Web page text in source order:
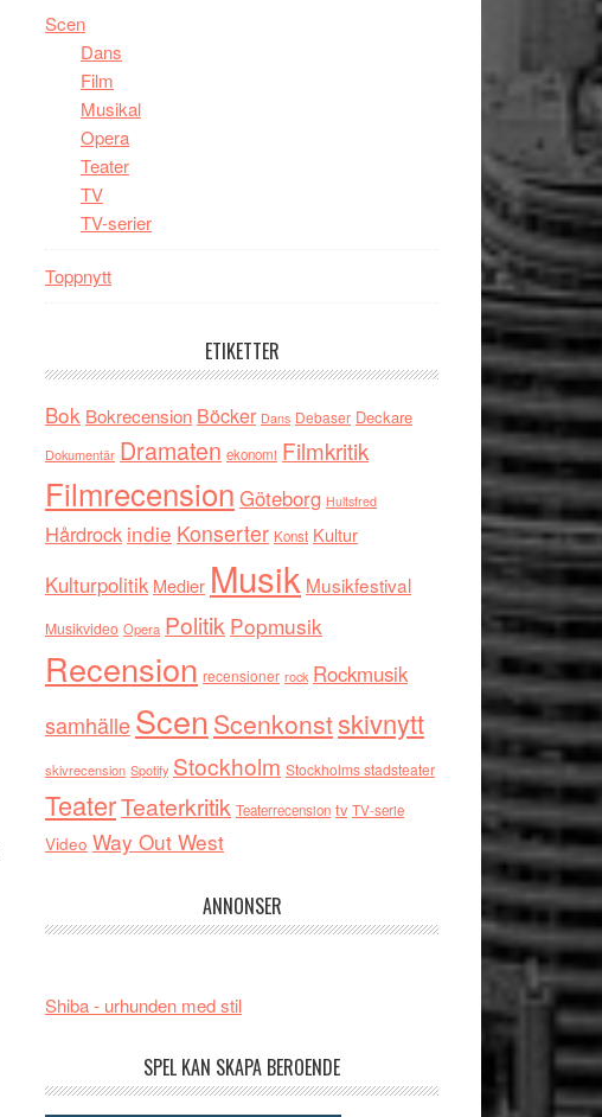
Scen
Dans
Film
Musikal
Opera
Teater
TV
TV-serier
Toppnytt
ETIKETTER
Bok Bokrecension Böcker Dans Debaser Deckare
Dokumentär Dramaten ekonomi Filmkritik
Filmrecension Göteborg Hultsfred
Hårdrock indie Konserter Konst Kultur
Kulturpolitik Medier Musik Musikfestival
Musikvideo Opera Politik Popmusik
Recension recensioner rock Rockmusik
samhälleScen Scenkonstskivnytt
skivrecension Spotify Stockholm Stockholms stadsteater
TeaterTeaterkritik Teaterrecension tv TV-serie
Video Way Out West
ANNONSER
Shiba - urhunden med stil
SPEL KAN SKAPA BEROENDE